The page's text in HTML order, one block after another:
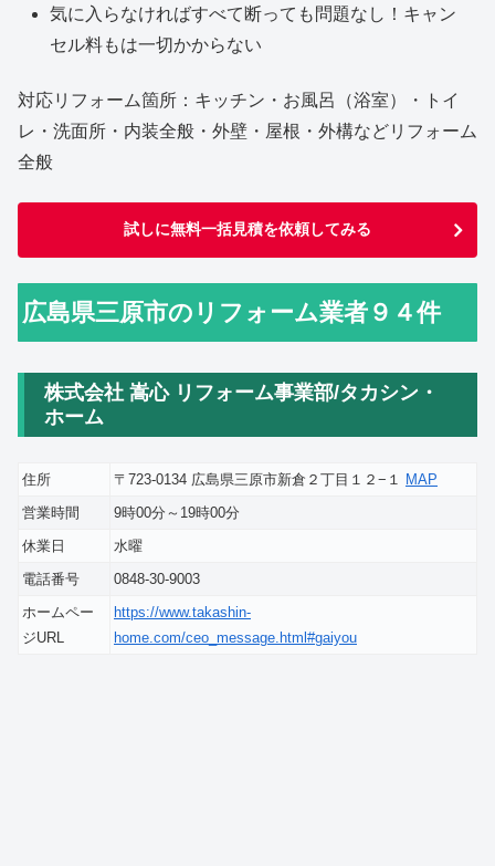
気に入らなければすべて断っても問題なし！キャン
セル料もは一切かからない
対応リフォーム箇所：キッチン・お風呂（浴室）・トイ
レ・洗面所・内装全般・外壁・屋根・外構などリフォーム
全般
試しに無料一括見積を依頼してみる
広島県三原市のリフォーム業者９４件
株式会社 嵩心 リフォーム事業部/タカシン・
ホーム
住所 〒723-0134 広島県三原市新倉２丁目１２−１
MAP
営業時間
9時00分～19時00分
休業日
水曜
電話番号
0848-30-9003
ホームペー
ジURL
https://www.takashin-
home.com/ceo_message.html#gaiyou